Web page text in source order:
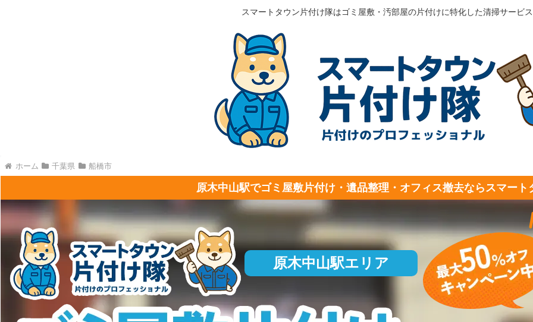
スマートタウン片付け隊はゴミ屋敷・汚部屋の片付けに特化した清掃サービ
ホーム 千葉県 船橋市
原木中山駅でゴミ屋敷片付け・遺品整理・オフィス撤去ならスマート
原木中山駅エリア